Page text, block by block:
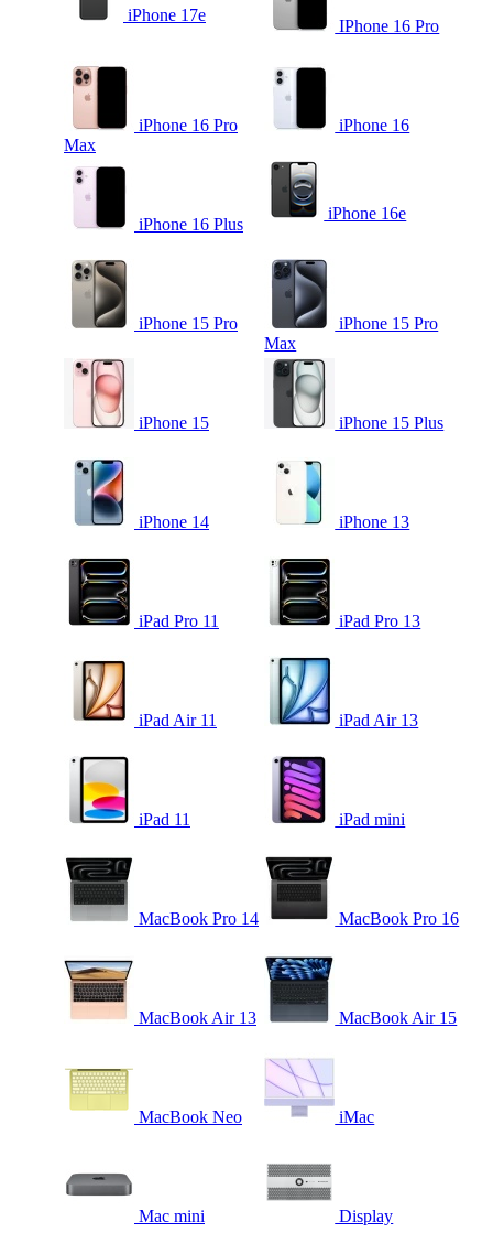
iPhone 17e
IPhone 16 Pro
iPhone 16 Pro
Max
iPhone 16
iPhone 16 Plus
iPhone 16e
iPhone 15 Pro
iPhone 15 Pro
Max
iPhone 15 iPhone 15 Plus
iPhone 14 iPhone 13
iPad Pro 11 iPad Pro 13
iPad Air 11 iPad Air 13
iPad 11 iPad mini
MacBook Pro 14 MacBook Pro 16
MacBook Air 13 MacBook Air 15
MacBook Neo iMac
Mac mini Display